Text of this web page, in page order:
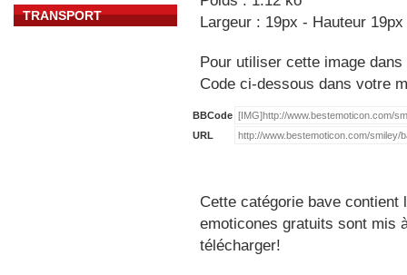
TRANSPORT
Largeur : 19px - Hauteur 19px
Pour utiliser cette image
Code ci-dessous dans votre
BBCode
URL
Cette catégorie bave
emoticones gratuits sont mis
télécharger!